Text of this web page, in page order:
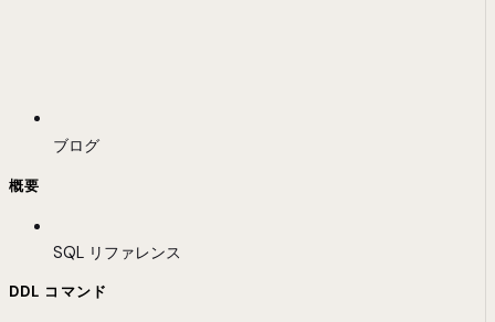
ブログ
概要
SQL リファレンス
DDL コマンド